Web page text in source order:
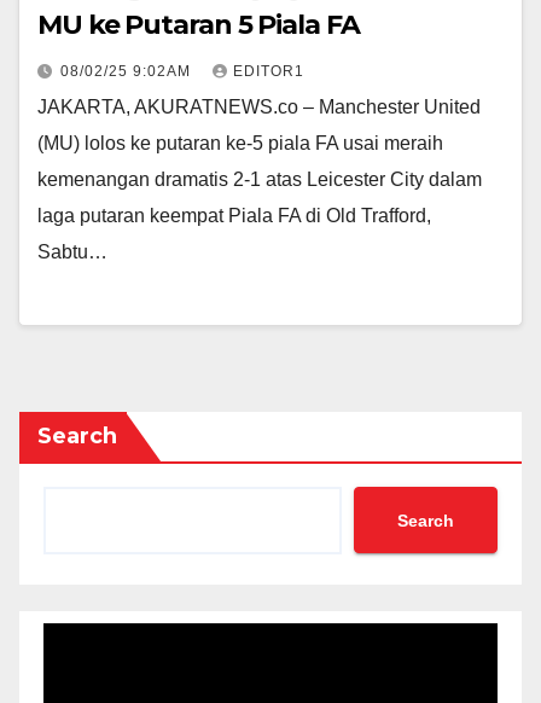
MU ke Putaran 5 Piala FA
08/02/25 9:02AM EDITOR1
JAKARTA, AKURATNEWS.co – Manchester United
(MU) lolos ke putaran ke-5 piala FA usai meraih
kemenangan dramatis 2-1 atas Leicester City dalam
laga putaran keempat Piala FA di Old Trafford,
Sabtu…
Search
Search